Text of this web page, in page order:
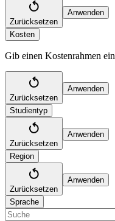
Zurücksetzen
Anwenden
Kosten
Gib einen Kostenrahmen ein
Zurücksetzen
Anwenden
Studientyp
Zurücksetzen
Anwenden
Region
Zurücksetzen
Anwenden
Sprache